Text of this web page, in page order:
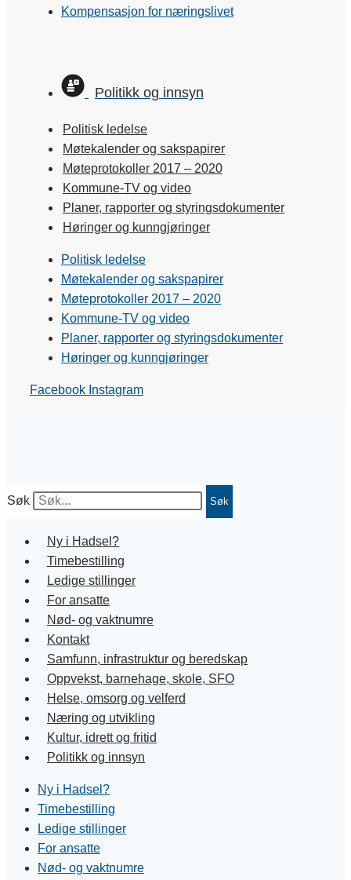
Kompensasjon for næringslivet
Politikk og innsyn
Politisk ledelse
Møtekalender og sakspapirer
Møteprotokoller 2017 – 2020
Kommune-TV og video
Planer, rapporter og styringsdokumenter
Høringer og kunngjøringer
Politisk ledelse
Møtekalender og sakspapirer
Møteprotokoller 2017 – 2020
Kommune-TV og video
Planer, rapporter og styringsdokumenter
Høringer og kunngjøringer
Facebook Instagram
Søk Søk
Ny i Hadsel?
Timebestilling
Ledige stillinger
For ansatte
Nød- og vaktnumre
Kontakt
Samfunn, infrastruktur og beredskap
Oppvekst, barnehage, skole, SFO
Helse, omsorg og velferd
Næring og utvikling
Kultur, idrett og fritid
Politikk og innsyn
Ny i Hadsel?
Timebestilling
Ledige stillinger
For ansatte
Nød- og vaktnumre